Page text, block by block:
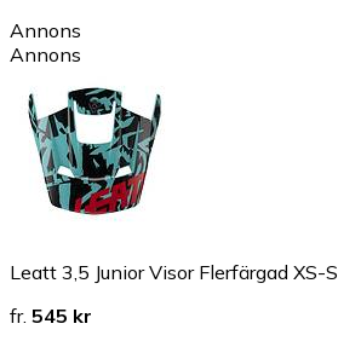
Annons
Annons
Leatt 3,5 Junior Visor Flerfärgad XS-S
fr. 545 kr